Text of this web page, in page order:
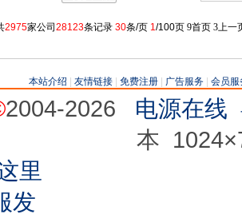
2975家公司 28123条记录 30条/页 1/100页 9首页 3上一
本站介绍 友情链接 免费注册 广告服务 会员服
2004-2026 电源在线
本